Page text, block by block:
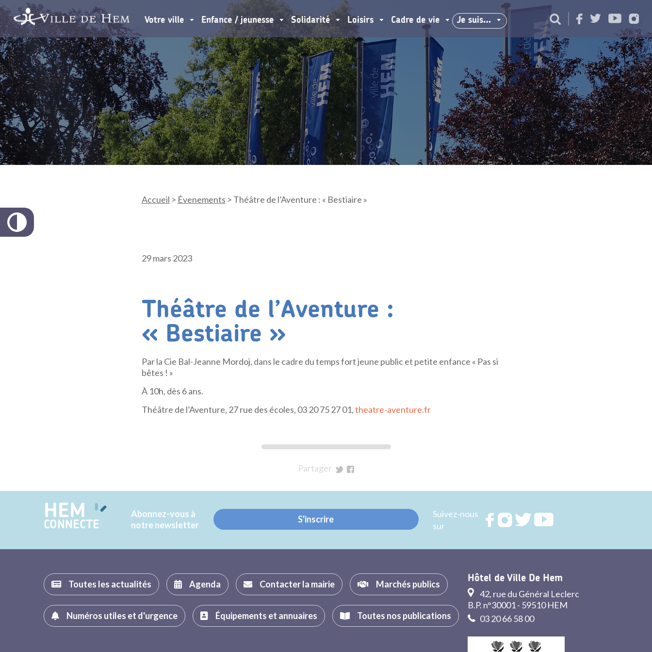
Votre ville Enfance / jeunesse Solidarité Loisirs Cadre de vie Je suis…
Accueil > Évenements > Théâtre de l’Aventure : « Bestiaire »
29 mars 2023
Théâtre de l’Aventure :
« Bestiaire »
Par la Cie Bal-Jeanne Mordoj, dans le cadre du temps fort jeune public et petite enfance « Pas si
bêtes ! »
À 10h, dès 6 ans.
Théâtre de l’Aventure, 27 rue des écoles, 03 20 75 27 01,theatre-aventure.fr
Partager
Twitter
Facebook
HEM
CONNECTE
Abonnez-vous à
notre newsletter
S'inscrire
Suivez-nous
sur
RejoignezRejoignezRejoignez
Toutes les actualités Agenda Contacter la mairie Marchés publics
Numéros utiles et d'urgence Équipements et annuaires Toutes nos publications
Hôtel de Ville De Hem
42, rue du Général Leclerc
B.P. n°30001 - 59510 HEM
03 20 66 58 00